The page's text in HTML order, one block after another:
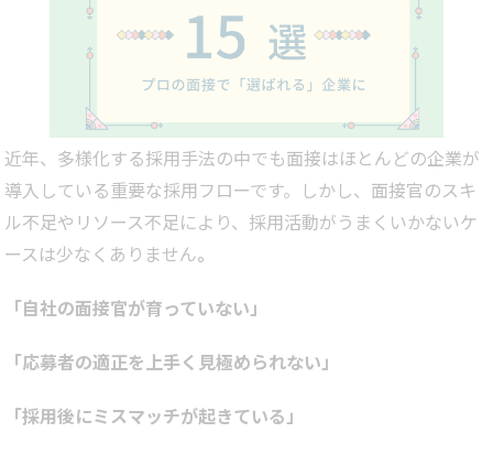
近年、多様化する採用手法の中でも面接はほとんどの企業が
導入している重要な採用フローです。しかし、面接官のスキ
ル不足やリソース不足により、採用活動がうまくいかないケ
ースは少なくありません。
「自社の面接官が育っていない」
「応募者の適正を上手く見極められない」
「採用後にミスマッチが起きている」